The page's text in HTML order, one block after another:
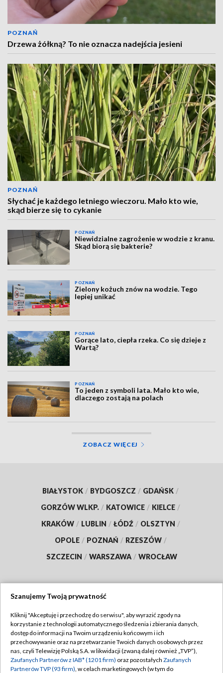
POZNAŃ
Drzewa żółkną? To nie oznacza nadejścia jesieni
POZNAŃ
Słychać je każdego letniego wieczoru. Mało kto wie,
skąd bierze się to cykanie
POZNAŃ
Niewidzialne zagrożenie w wodzie z kranu.
Skąd biorą się bakterie?
POZNAŃ
Zielony kożuch znów na wodzie. Tego
lepiej unikać
POZNAŃ
Gorące lato, ciepła rzeka. Co się dzieje z
Wartą?
POZNAŃ
To jeden z symboli lata. Mało kto wie,
dlaczego zostają na polach
ZOBACZ WIĘCEJ
BIAŁYSTOK / BYDGOSZCZ / GDAŃSK /
GORZÓW WLKP. / KATOWICE / KIELCE /
KRAKÓW / LUBLIN / ŁÓDŹ / OLSZTYN /
OPOLE / POZNAŃ / RZESZÓW /
SZCZECIN / WARSZAWA / WROCŁAW
TVP
Abonament TVP
Emisja w TVP
Regulamin TVP
Polityka prywatności
Szanujemy Twoją prywatność
Kliknij "Akceptuję i przechodzę do serwisu", aby wyrazić zgody na
korzystanie z technologii automatycznego śledzenia i zbierania danych,
dostęp do informacji na Twoim urządzeniu końcowym i ich
przechowywanie oraz na przetwarzanie Twoich danych osobowych przez
nas, czyli Telewizję Polską S.A. w likwidacji (zwaną dalej również „TVP”),
Zaufanych Partnerów z IAB* (1201 firm) oraz pozostałych Zaufanych
Partnerów TVP (93 firm), w celach marketingowych (w tym do